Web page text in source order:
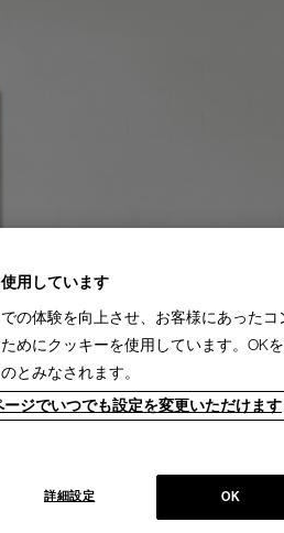
用しています
の体験を向上させ、お客様にあったコ
めにクッキーを使用しています。OK
とみなされます。
ージでいつでも設定を変更いただけます
OK
詳細設定